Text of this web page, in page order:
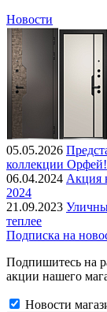
Новости
05.05.2026
коллекции Орфей!
06.04.2024 Акция
2024
21.09.2023
теплее
Подписка на
Подпишитесь на
акции нашего
Новости